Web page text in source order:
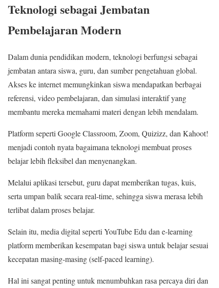
Teknologi sebagai Jembatan
Pembelajaran Modern
Dalam dunia pendidikan modern, teknologi berfungsi sebagai
jembatan antara siswa, guru, dan sumber pengetahuan global.
Akses ke internet memungkinkan siswa mendapatkan berbagai
referensi, video pembelajaran, dan simulasi interaktif yang
membantu mereka memahami materi dengan lebih mendalam.
Platform seperti Google Classroom, Zoom, Quizizz, dan Kahoot!
menjadi contoh nyata bagaimana teknologi membuat proses
belajar lebih fleksibel dan menyenangkan.
Melalui aplikasi tersebut, guru dapat memberikan tugas, kuis,
serta umpan balik secara real-time, sehingga siswa merasa lebih
terlibat dalam proses belajar.
Selain itu, media digital seperti YouTube Edu dan e-learning
platform memberikan kesempatan bagi siswa untuk belajar sesuai
kecepatan masing-masing (self-paced learning).
Hal ini sangat penting untuk menumbuhkan rasa percaya diri dan